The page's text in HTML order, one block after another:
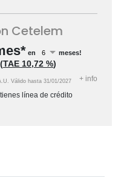
Cetelem
en meses!
(TAE 10,72 %)
Válido hasta 31/01/2027 + info
línea de crédito